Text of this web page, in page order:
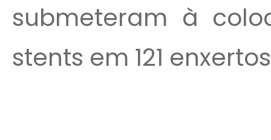
submeteram à
stents em 121